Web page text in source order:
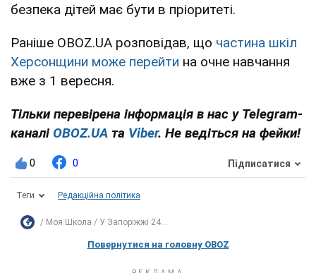
безпека дітей має бути в пріоритеті.
Раніше OBOZ.UA розповідав, що частина шкіл
Херсонщини може перейти на очне навчання
вже з 1 вересня.
Тільки перевірена інформація в нас у Telegram-
каналі OBOZ.UA та Viber. Не ведіться на фейки!
0 0 Підписатися
Теги Редакційна політика
Моя Школа У Запоріжжі 24...
Повернутися на головну OBOZ